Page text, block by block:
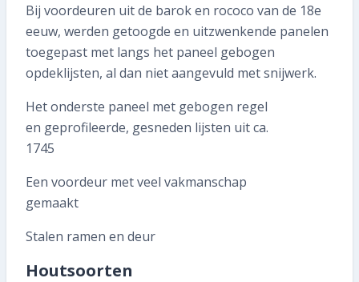
Bij voordeuren uit de barok en rococo van de 18e
eeuw, werden getoogde en uitzwenkende panelen
toegepast met langs het paneel gebogen
opdeklijsten, al dan niet aangevuld met snijwerk.
Het onderste paneel met gebogen regel
en geprofileerde, gesneden lijsten uit ca.
1745
Een voordeur met veel vakmanschap
gemaakt
Stalen ramen en deur
Houtsoorten